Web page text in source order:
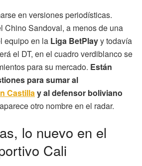
en versiones periodísticas.
Chino Sandoval, a menos de una
equipo en la Liga BetPlayy todavía
el DT, en el cuadro verdiblanco se
para su mercado. Están
para sumar al
Castilla y al defensor boliviano
otro nombre en el radar.
lo nuevo en el
Cali